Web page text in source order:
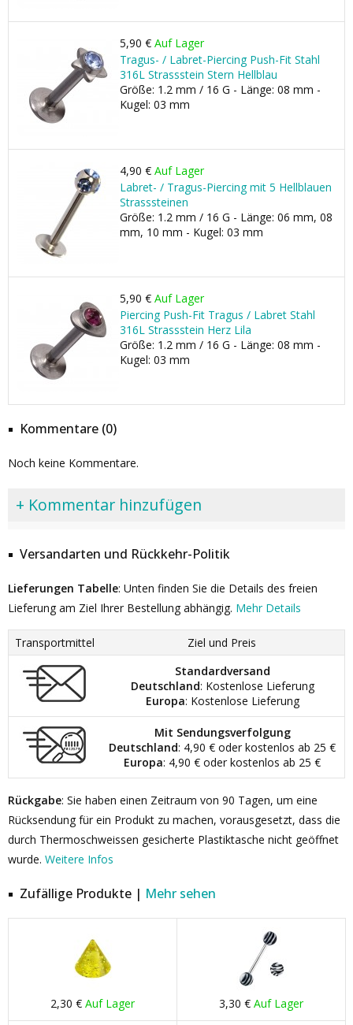
5,90 € Auf Lager
Tragus- / Labret-Piercing Push-Fit Stahl
316L Strassstein Stern Hellblau
Größe: 1.2 mm / 16 G - Länge: 08 mm -
Kugel: 03 mm
4,90 € Auf Lager
Labret- / Tragus-Piercing mit 5 Hellblauen
Strasssteinen
Größe: 1.2 mm / 16 G - Länge: 06 mm, 08
mm, 10 mm - Kugel: 03 mm
5,90 € Auf Lager
Piercing Push-Fit Tragus / Labret Stahl
316L Strassstein Herz Lila
Größe: 1.2 mm / 16 G - Länge: 08 mm -
Kugel: 03 mm
Kommentare (0)
Noch keine Kommentare.
+ Kommentar hinzufügen
Versandarten und Rückkehr-Politik
Lieferungen Tabelle: Unten finden Sie die Details des freien
Lieferung am Ziel Ihrer Bestellung abhängig. Mehr Details
Transportmittel
Ziel und Preis
Standardversand
Deutschland: Kostenlose Lieferung
Europa: Kostenlose Lieferung
Mit Sendungsverfolgung
Deutschland: 4,90 € oder kostenlos ab 25 €
Europa: 4,90 € oder kostenlos ab 25 €
Rückgabe: Sie haben einen Zeitraum von 90 Tagen, um eine
Rücksendung für ein Produkt zu machen, vorausgesetzt, dass die
durch Thermoschweissen gesicherte Plastiktasche nicht geöffnet
wurde. Weitere Infos
Zufällige Produkte | Mehr sehen
2,30 € Auf Lager 3,30 € Auf Lager